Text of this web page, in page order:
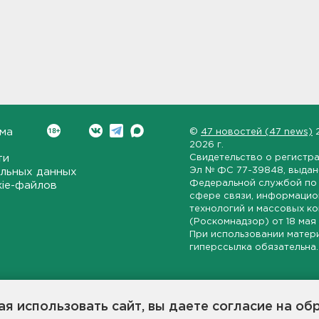
использовать сайт, вы даете согласие на
данных
файлов
© 47 новостей (47 news)
2026 г.
Свидетельство о
Эл № ФС 77-39848 ,
Федеральной службой по
сфере связи,
технологий и массовых
(Роскомнадзор) от 18 мая
При использовании
гиперссылка обязательна.
области, экономической и инвестиционной активности в
станет популярной и конструктивной площадкой